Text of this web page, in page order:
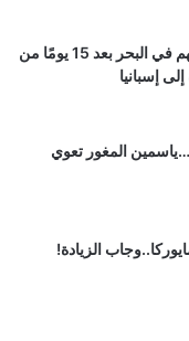
17 جزائريًا يلقون مصرعهم في البحر بعد 15 يومًا من
إسبانيا
المغور تعوي
الزيادة!